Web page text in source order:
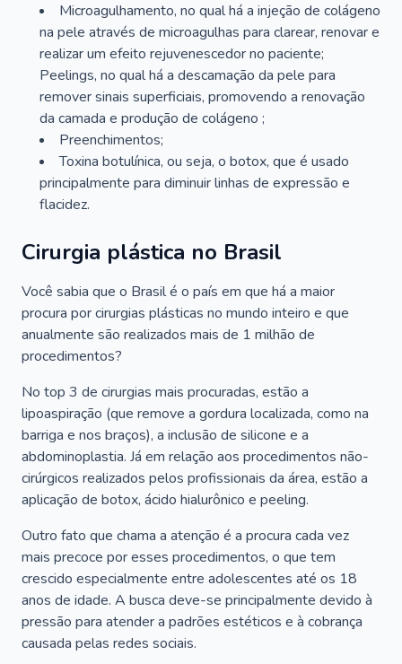
Microagulhamento, no qual há a injeção de colágeno
na pele através de microagulhas para clarear, renovar e
realizar um efeito rejuvenescedor no paciente;
Peelings, no qual há a descamação da pele para
remover sinais superficiais, promovendo a renovação
da camada e produção de colágeno ;
Preenchimentos;
Toxina botulínica, ou seja, o botox, que é usado
principalmente para diminuir linhas de expressão e
flacidez.
Cirurgia plástica no Brasil
Você sabia que o Brasil é o país em que há a maior
procura por cirurgias plásticas no mundo inteiro e que
anualmente são realizados mais de 1 milhão de
procedimentos?
No top 3 de cirurgias mais procuradas, estão a
lipoaspiração (que remove a gordura localizada, como na
barriga e nos braços), a inclusão de silicone e a
abdominoplastia. Já em relação aos procedimentos não-
cirúrgicos realizados pelos profissionais da área, estão a
aplicação de botox, ácido hialurônico e peeling.
Outro fato que chama a atenção é a procura cada vez
mais precoce por esses procedimentos, o que tem
crescido especialmente entre adolescentes até os 18
anos de idade. A busca deve-se principalmente devido à
pressão para atender a padrões estéticos e à cobrança
causada pelas redes sociais.